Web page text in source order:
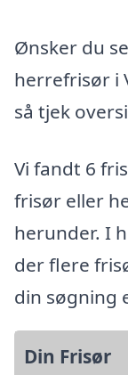
Ønsker du
herrefrisør i
så tjek
Vi fandt 6
frisør eller
herunder. I
der flere
din søgning
Din Frisør